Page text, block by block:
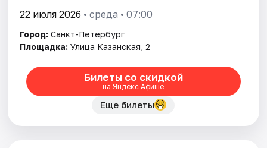
22 июля 2026 • среда • 07:00
Город: Санкт-Петербург
Площадка: Улица Казанская, 2
Билеты со скидкой
на Яндекс Афише
Еще билеты